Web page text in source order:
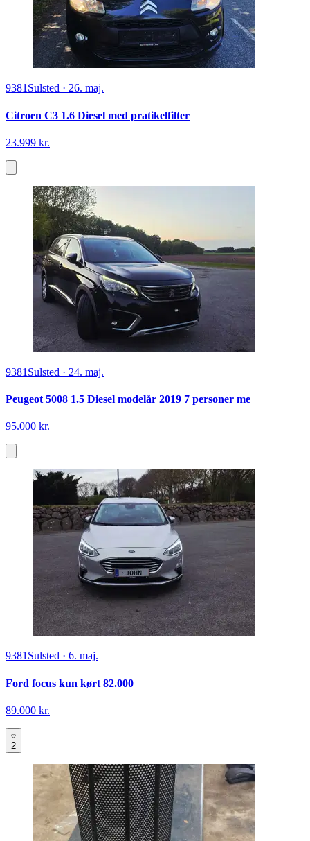
9381 Sulsted · 26. maj.
Citroen C3 1.6 Diesel med pratikelfilter
23.999 kr.
9381 Sulsted · 24. maj.
Peugeot 5008 1.5 Diesel modelår 2019 7 personer me
95.000 kr.
9381Sulsted · 6. maj.
Ford focus kun kørt 82.000
89.000 kr.
2